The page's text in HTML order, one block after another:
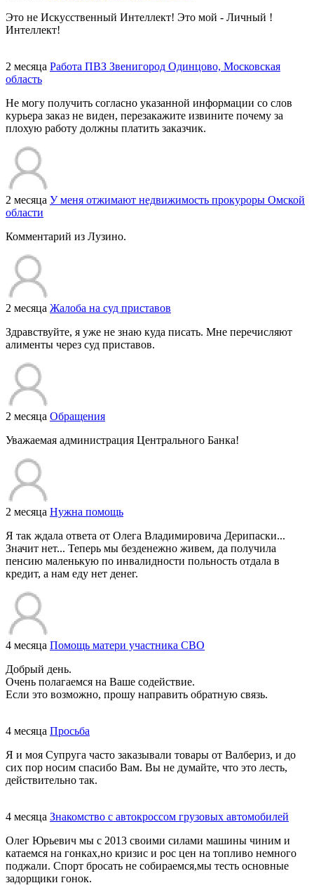
Это не Искусственный Интеллект! Это мой - Личный !
Интеллект!
2 месяца Работа ПВЗ Звенигород Одинцово, Московская
область
Не могу получить согласно указанной информации со слов
курьера заказ не виден, перезакажите извините почему за
плохую работу должны платить заказчик.
2 месяца У меня отжимают недвижимость прокуроры Омской
области
Комментарий из Лузино.
2 месяца Жалоба на суд приставов
Здравствуйте, я уже не знаю куда писать. Мне перечисляют
алименты через суд приставов.
2 месяца Обращения
Уважаемая администрация Центрального Банка!
2 месяца Нужна помощь
Я так ждала ответа от Олега Владимировича Дерипаски...
Значит нет... Теперь мы безденежно живем, да получила
пенсию маленькую по инвалидности польность отдала в
кредит, а нам еду нет денег.
4 месяца Помощь матери участника СВО
Добрый день.
Очень полагаемся на Ваше содействие.
Если это возможно, прошу направить обратную связь.
4 месяца Просьба
Я и моя Супруга часто заказывали товары от Валбериз, и до
сих пор носим спасибо Вам. Вы не думайте, что это лесть,
действительно так.
4 месяца Знакомство с автокроссом грузовых автомобилей
Олег Юрьевич мы с 2013 своими силами машины чиним и
катаемся на гонках,но кризис и рос цен на топливо немного
поджали. Спорт бросать не собираемся,мы тесть основные
задорщики гонок.